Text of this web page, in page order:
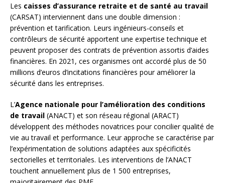
Les caisses d’assurance retraite et de santé au travail
(CARSAT) interviennent dans une double dimension :
prévention et tarification. Leurs ingénieurs-conseils et
contrôleurs de sécurité apportent une expertise technique et
peuvent proposer des contrats de prévention assortis d’aides
financières. En 2021, ces organismes ont accordé plus de 50
millions d’euros d’incitations financières pour améliorer la
sécurité dans les entreprises.
L’Agence nationale pour l’amélioration des conditions
de travail (ANACT) et son réseau régional (ARACT)
développent des méthodes novatrices pour concilier qualité de
vie au travail et performance. Leur approche se caractérise par
l’expérimentation de solutions adaptées aux spécificités
sectorielles et territoriales. Les interventions de l’ANACT
touchent annuellement plus de 1 500 entreprises,